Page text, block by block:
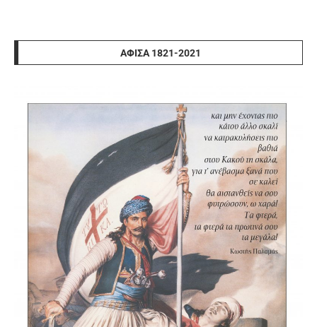
ΑΦΊΣΑ 1821-2021